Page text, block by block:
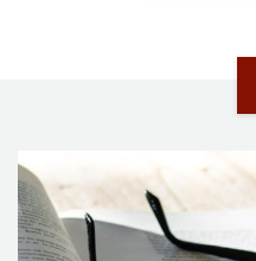
ACTUALITÉS
JURIDIQUE